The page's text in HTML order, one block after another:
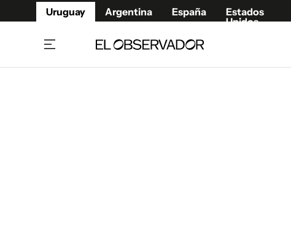
Uruguay Argentina España
Estados
Unidos